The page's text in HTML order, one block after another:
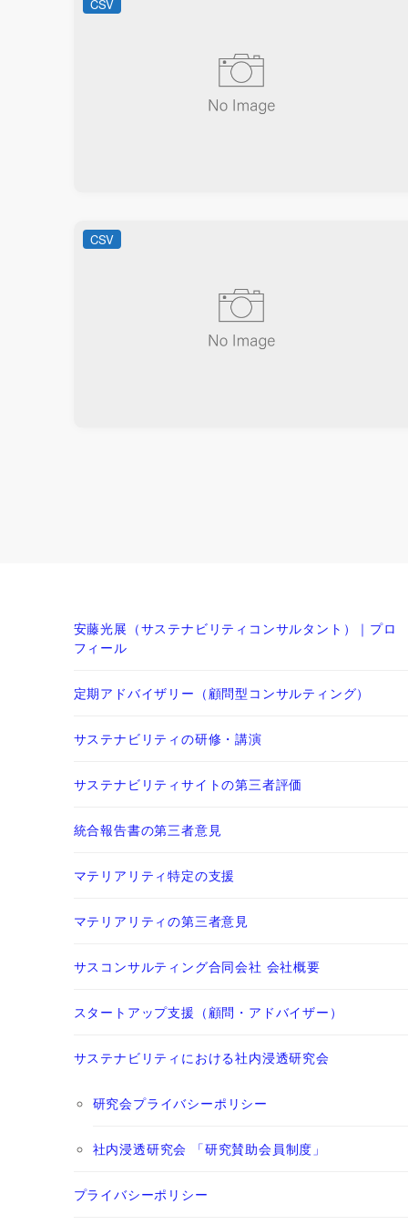
CSV
CSV
安藤光展（サステナビリティコンサルタント）｜プロ
フィール
定期アドバイザリー（顧問型コンサルティング）
サステナビリティの研修・講演
サステナビリティサイトの第三者評価
統合報告書の第三者意見
マテリアリティ特定の支援
マテリアリティの第三者意見
サスコンサルティング合同会社 会社概要
スタートアップ支援（顧問・アドバイザー）
サステナビリティにおける社内浸透研究会
研究会プライバシーポリシー
社内浸透研究会 「研究賛助会員制度」
プライバシーポリシー